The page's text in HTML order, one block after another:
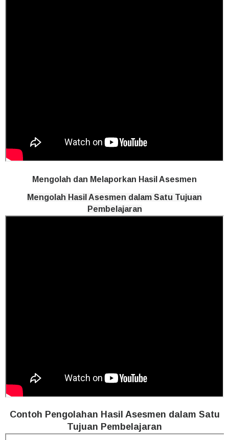
Mengolah dan Melaporkan Hasil Asesmen
Mengolah Hasil Asesmen dalam Satu Tujuan
Pembelajaran
Contoh Pengolahan Hasil Asesmen dalam Satu
Tujuan Pembelajaran